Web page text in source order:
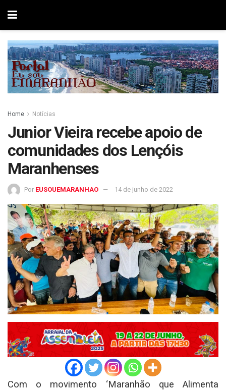
Home Notícias
Junior Vieira recebe apoio de
comunidades dos Lençóis
Maranhenses
Por EUSOUEMARANHAO 14 de junho de 2022
Com o movimento ‘Maranhão que Alimenta